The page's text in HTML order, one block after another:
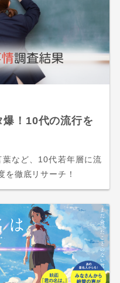
！10代の流行を
など、10代若年層に流
を徹底リサーチ！